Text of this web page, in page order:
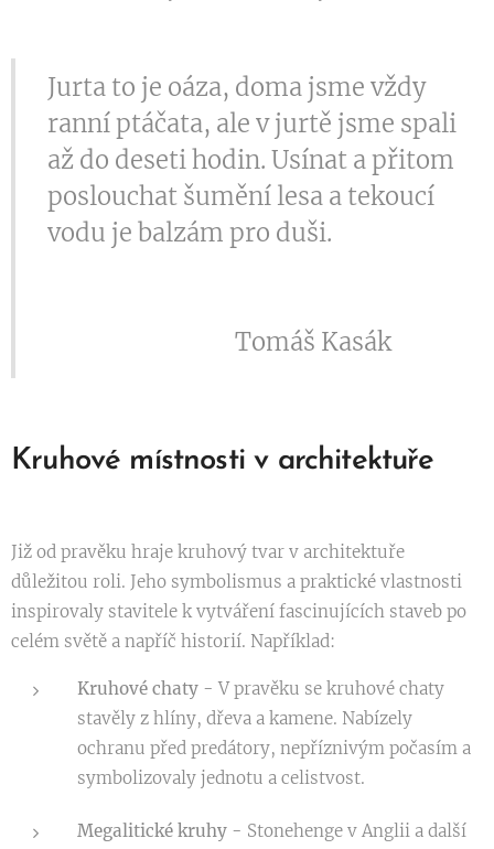
Jurta to je oáza, doma jsme vždy
ranní ptáčata, ale v jurtě jsme spali
až do deseti hodin. Usínat a přitom
poslouchat šumění lesa a tekoucí
vodu je balzám pro duši.
Tomáš Kasák
Kruhové místnosti v architektuře
Již od pravěku hraje kruhový tvar v architektuře
důležitou roli. Jeho symbolismus a praktické vlastnosti
inspirovaly stavitele k vytváření fascinujících staveb po
celém světě a napříč historií. Například:
Kruhové chaty - V pravěku se kruhové chaty
stavěly z hlíny, dřeva a kamene. Nabízely
ochranu před predátory, nepříznivým počasím a
symbolizovaly jednotu a celistvost.
Megalitické kruhy - Stonehenge v Anglii a další